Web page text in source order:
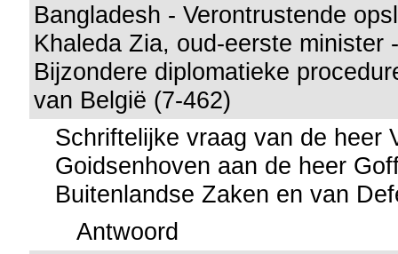
Bangladesh - Verontrustende
Khaleda Zia, oud-eerste minister
Bijzondere diplomatieke
van België (7-462)
Schriftelijke vraag van de heer
Goidsenhoven aan de heer
Buitenlandse Zaken en van
Antwoord